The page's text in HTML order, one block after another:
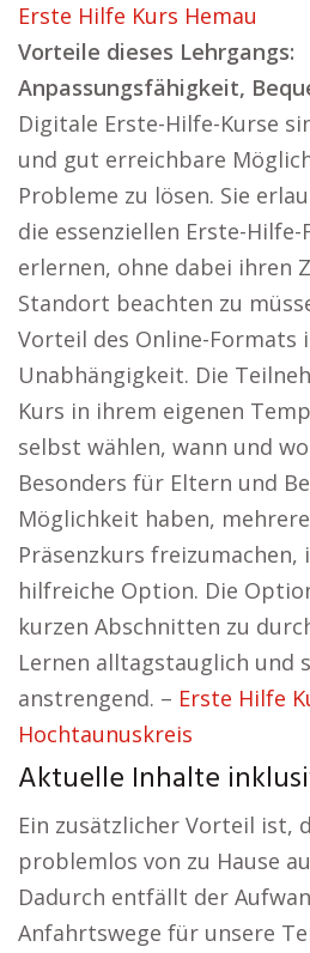
Erste Hilfe Kurs Hemau
Vorteile dieses Lehrgangs:
Anpassungsfähigkeit,
Digitale Erste-Hilfe-Kurse
und gut erreichbare
Probleme zu lösen. Sie
die essenziellen Erste-Hilfe-
erlernen, ohne dabei ihren
Standort beachten zu
Vorteil des Online-Formats
Unabhängigkeit. Die
Kurs in ihrem eigenen
selbst wählen, wann und
Besonders für Eltern und
Möglichkeit haben,
Präsenzkurs freizumachen,
hilfreiche Option. Die
kurzen Abschnitten zu
Lernen alltagstauglich und
anstrengend. – Erste Hilfe
Hochtaunuskreis
Aktuelle Inhalte
Ein zusätzlicher Vorteil ist,
problemlos von zu Hause
Dadurch entfällt der
Anfahrtswege für unsere